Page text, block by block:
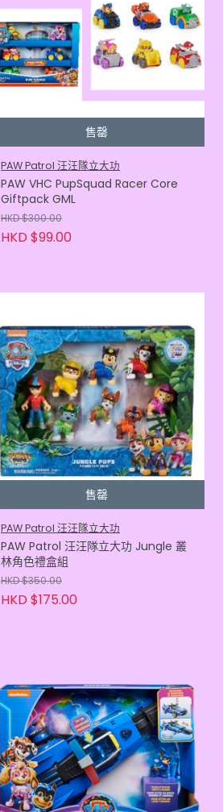
售罄
PAW Patrol 汪汪隊立大功
PAW VHC PupSquad Racer Core
Giftpack GML
HKD $300.00
HKD $99.00
售罄
PAW Patrol 汪汪隊立大功
PAW Patrol 汪汪隊立大功 Jungle 叢
林角色禮盒組
HKD $350.00
HKD $175.00